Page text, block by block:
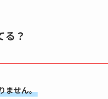
る？
ません。